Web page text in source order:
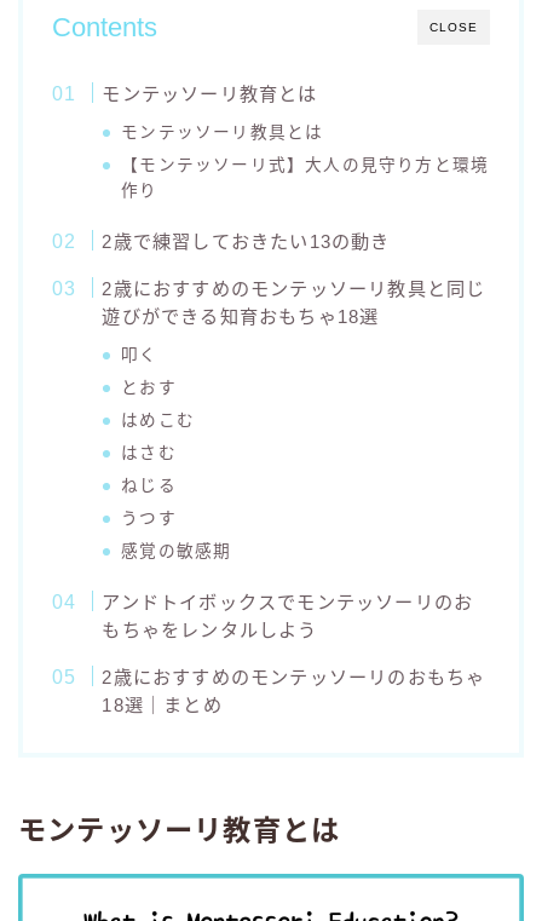
CLOSE
Contents
モンテッソーリ教育とは
モンテッソーリ教具とは
【モンテッソーリ式】大人の見守り方と環境
作り
2歳で練習しておきたい13の動き
2歳におすすめのモンテッソーリ教具と同じ
遊びができる知育おもちゃ18選
叩く
とおす
はめこむ
はさむ
ねじる
うつす
感覚の敏感期
アンドトイボックスでモンテッソーリのお
もちゃをレンタルしよう
2歳におすすめのモンテッソーリのおもちゃ
18選｜まとめ
モンテッソーリ教育とは